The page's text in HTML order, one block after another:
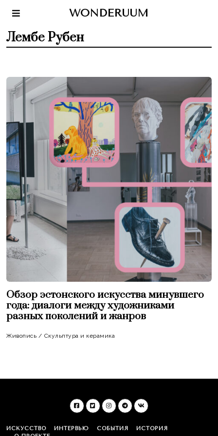
WONDERUUM
Лембе Рубен
Обзор эстонского искусства минувшего
года: диалоги между художниками
разных поколений и жанров
Живопись / Скульптура и керамика
ИСКУССТВО ИНТЕРВЬЮ СОБЫТИЯ
ИСТОРИЯ